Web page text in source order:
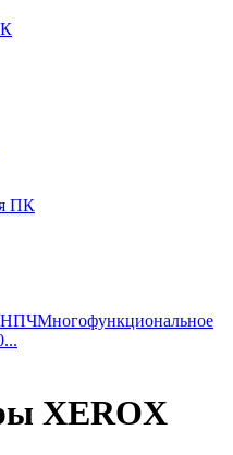
ПК
Многофункциональное
XEROX